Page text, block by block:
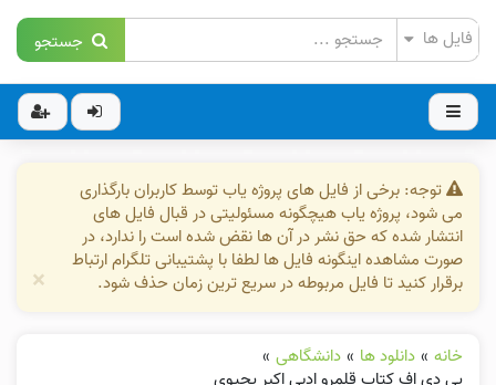
جستجو
توجه: برخی از فایل های پروژه یاب توسط کاربران بارگذاری
می شود، پروژه یاب هیچگونه مسئولیتی در قبال فایل های
انتشار شده که حق نشر در آن ها نقض شده است را ندارد، در
صورت مشاهده اینگونه فایل ها لطفا با پشتیبانی تلگرام ارتباط
برقرار کنید تا فایل مربوطه در سریع ترین زمان حذف شود.
×
خانه » دانلود ها » دانشگاهی »
پی دی اف کتاب قلمرو ادبی اکبر یحیوی